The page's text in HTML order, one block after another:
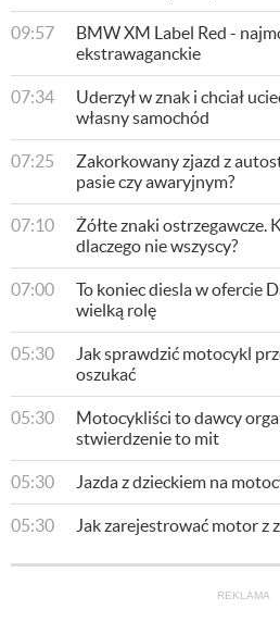
09:57
BMW XM Label Red -
ekstrawaganckie
07:34
Uderzył w znak i chciał
własny samochód
07:25
Zakorkowany zjazd z
pasie czy awaryjnym?
07:10
Żółte znaki ostrzegawcze.
dlaczego nie wszyscy?
07:00
To koniec diesla w ofercie
wielką rolę
05:30
​Jak sprawdzić motocykl
oszukać
05:30
​Motocykliści to dawcy
stwierdzenie to mit
05:30 ​Jazda z dzieckiem na
05:30 ​Jak zarejestrować motor z
REKLAMA